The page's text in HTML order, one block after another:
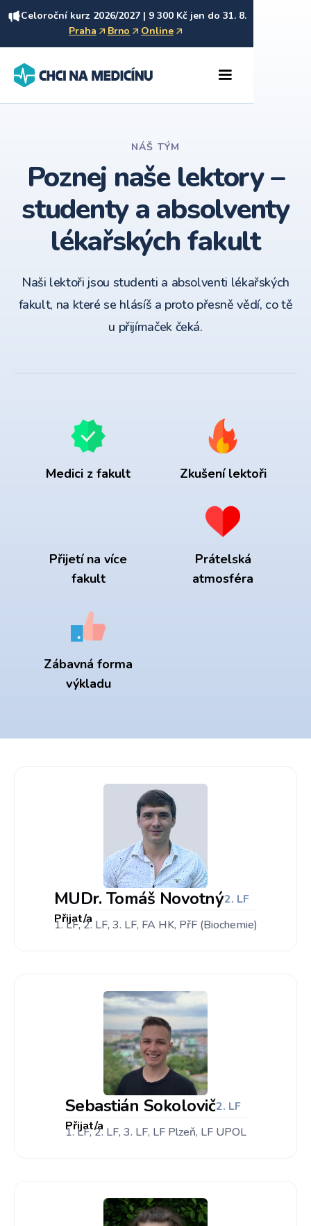
Celoroční kurz 2026/2027 | 9 300 Kč jen do 31. 8.
Praha
Brno Online
NÁŠ TÝM
Poznej naše lektory –
studenty a absolventy
lékařských fakult
Naši lektoři jsou studenti a absolventi lékařských
fakult, na které se hlásíš a proto přesně vědí, co tě
u přijímaček čeká.
Medici z fakult Zkušení lektoři
Přijetí na více
fakult
Prátelská
atmosféra
Zábavná forma
výkladu
MUDr. Tomáš Novotný2. LF
Přijat/a
1. LF, 2. LF, 3. LF, FA HK, PřF (Biochemie)
Sebastián Sokolovič2. LF
Přijat/a
1. LF, 2. LF, 3. LF, LF Plzeň, LF UPOL